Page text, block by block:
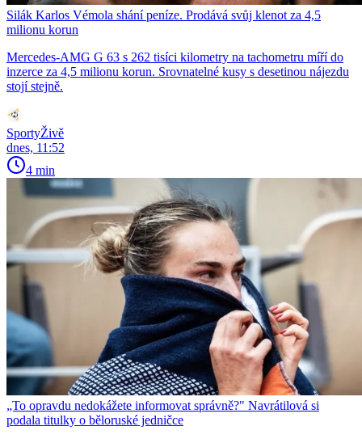
Silák Karlos Vémola shání peníze. Prodává svůj klenot za 4,5
milionu korun
Mercedes-AMG G 63 s 262 tisíci kilometry na tachometru míří do
inzerce za 4,5 milionu korun. Srovnatelné kusy s desetinou nájezdu
stojí stejně.
SportyŽivě
dnes, 11:52
4 min
„To opravdu nedokážete informovat správně?" Navrátilová si
podala titulky o běloruské jedničce